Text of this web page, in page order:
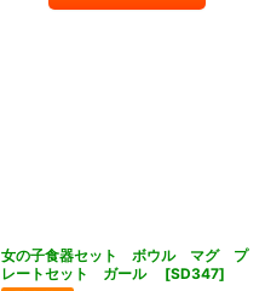
女の子食器セット ボウル マグ プ
レートセット ガール
[SD347]